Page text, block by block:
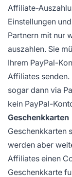
Affiliate-
Einstellungen
Partnern mit nur
auszahlen. Sie
Ihrem PayPal-
Affiliates senden.
sogar dann via
kein PayPal-
Geschenkkarten
Geschenkkarten
werden aber
Affiliates einen
Geschenkkarte